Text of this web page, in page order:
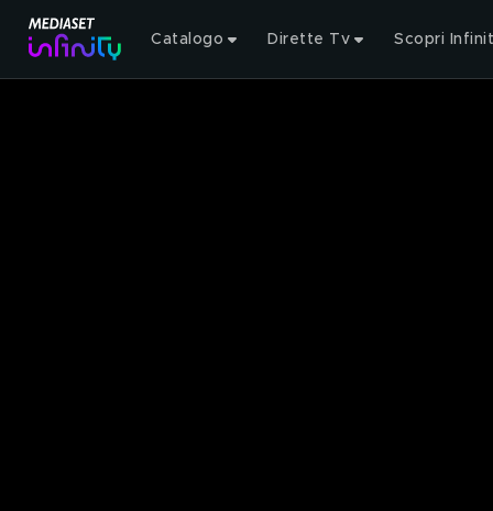
Catalogo Dirette Tv Scopri